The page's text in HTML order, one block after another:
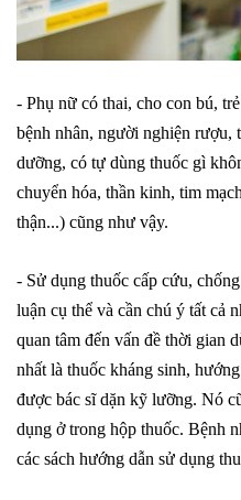
- Phụ nữ có thai, cho con bú,
bệnh nhân, người nghiện rượu,
dưỡng, có tự dùng thuốc gì
chuyển hóa, thần kinh, tim
thận...) cũng như vậy.
- Sử dụng thuốc cấp cứu,
luận cụ thể và cần chú ý tất cả
quan tâm đến vấn đề thời gian
nhất là thuốc kháng sinh,
được bác sĩ dặn kỹ lưỡng. Nó
dụng ở trong hộp thuốc. Bệnh
các sách hướng dẫn sử dụng